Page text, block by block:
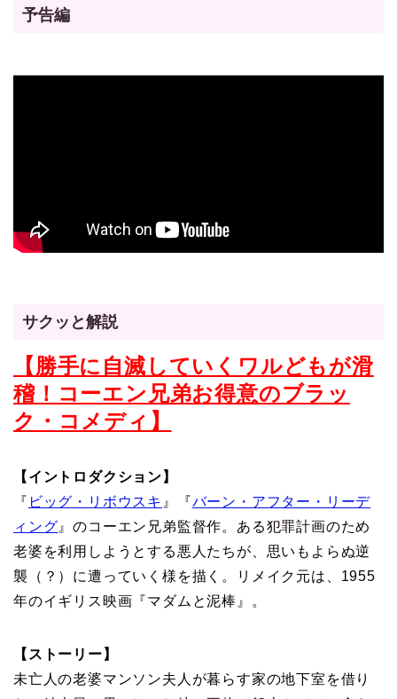
予告編
サクッと解説
【勝手に自滅していくワルどもが滑
稽！コーエン兄弟お得意のブラッ
ク・コメディ】
【イントロダクション】
『 ビッグ・リボウスキ 』『バーン・アフター・リーデ
ィング 』のコーエン兄弟監督作。ある犯罪計画のため
老婆を利用しようとする悪人たちが、思いもよらぬ逆
襲（？）に遭っていく様を描く。リメイク元は、1955
年のイギリス映画『マダムと泥棒』。
【ストーリー】
未亡人の老婆マンソン夫人が暮らす家の地下室を借り